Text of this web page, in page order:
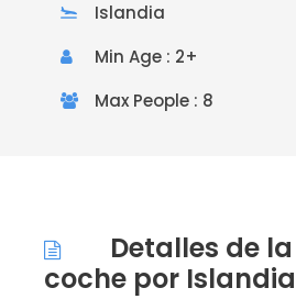
Islandia
Min Age : 2+
Max People : 8
Detalles de
coche por